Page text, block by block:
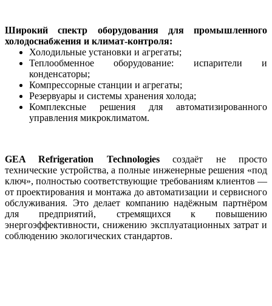
Широкий спектр оборудования для промышленного
холодоснабжения и климат-контроля:
Холодильные установки и агрегаты;
Теплообменное оборудование: испарители и
конденсаторы;
Компрессорные станции и агрегаты;
Резервуары и системы хранения холода;
Комплексные решения для автоматизированного
управления микроклиматом.
GEA Refrigeration Technologiesсоздаёт не просто
технические устройства, а полные инженерные решения «под
ключ», полностью соответствующие требованиям клиентов —
от проектирования и монтажа до автоматизации и сервисного
обслуживания. Это делает компанию надёжным партнёром
для предприятий, стремящихся к повышению
энергоэффективности, снижению эксплуатационных затрат и
соблюдению экологических стандартов.